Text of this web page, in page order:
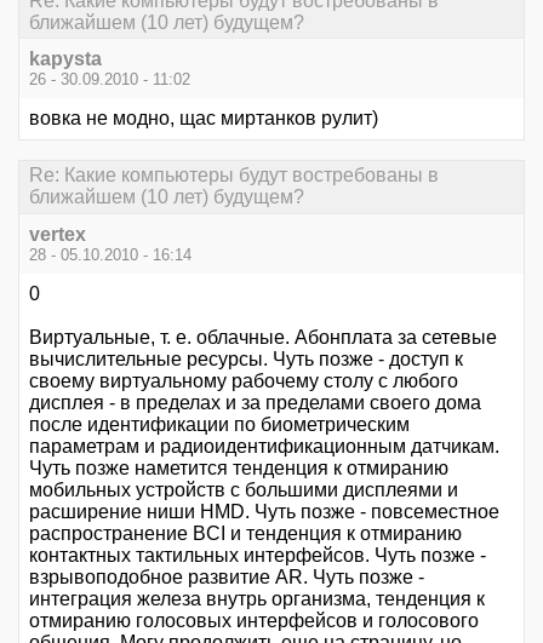
ближайшем (10 лет) будущем?
kapysta
26 - 30.09.2010 - 11:02
вовка не модно, щас миртанков рулит)
Re: Какие компьютеры будут востребованы в
ближайшем (10 лет) будущем?
vertex
28 - 05.10.2010 - 16:14
0
Виртуальные, т. е. облачные. Абонплата за сетевые
вычислительные ресурсы. Чуть позже - доступ к
своему виртуальному рабочему столу с любого
дисплея - в пределах и за пределами своего дома
после идентификации по биометрическим
параметрам и радиоидентификационным датчикам.
Чуть позже наметится тенденция к отмиранию
мобильных устройств с большими дисплеями и
расширение ниши HMD. Чуть позже - повсеместное
распространение BCI и тенденция к отмиранию
контактных тактильных интерфейсов. Чуть позже -
взрывоподобное развитие AR. Чуть позже -
интеграция железа внутрь организма, тенденция к
отмиранию голосовых интерфейсов и голосового